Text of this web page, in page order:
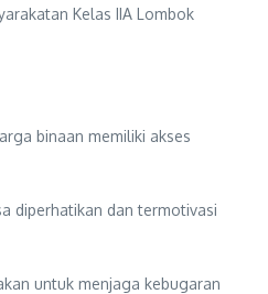
Kelas IIA Lombok
binaan memiliki akses
diperhatikan dan termotivasi
untuk menjaga kebugaran